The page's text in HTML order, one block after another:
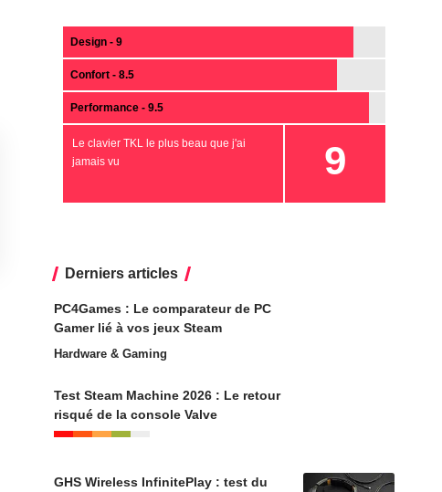
Design - 9
Confort - 8.5
Performance - 9.5
9
Le clavier TKL le plus beau que j'ai
jamais vu
Derniers articles
PC4Games : Le comparateur de PC
Gamer lié à vos jeux Steam
Hardware & Gaming
Test Steam Machine 2026 : Le retour
risqué de la console Valve
GHS Wireless InfinitePlay : test du